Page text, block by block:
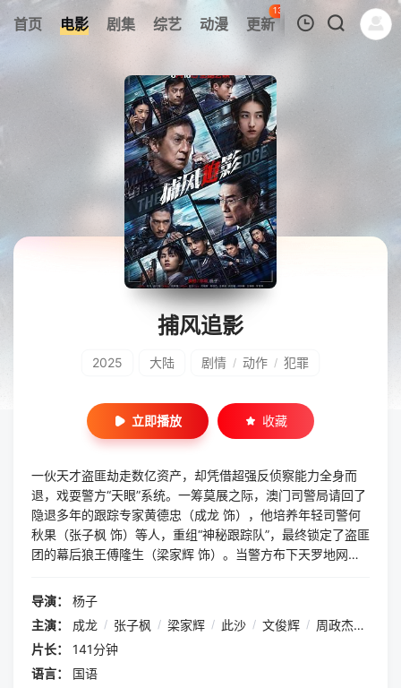
首页 电影 剧集 综艺 动漫 更新
137
热榜 APP
暂无观看影片的记录
捕风追影
2025 大陆 剧情 / 动作 / 犯罪
立即播放 收藏
一伙天才盗匪劫走数亿资产，却凭借超强反侦察能力全身而
退，戏耍警方“天眼”系统。一筹莫展之际，澳门司警局请回了
隐退多年的跟踪专家黄德忠（成龙 饰），他培养年轻司警何
秋果（张子枫 饰）等人，重组“神秘跟踪队”，最终锁定了盗匪
团的幕后狼王傅隆生（梁家辉 饰）。当警方布下天罗地网之
拉开帷幕......
导演：
杨子
主演：
成龙 / 张子枫 / 梁家辉 / 此沙 / 文俊辉 / 周政杰
片长：
141分钟
语言：
国语